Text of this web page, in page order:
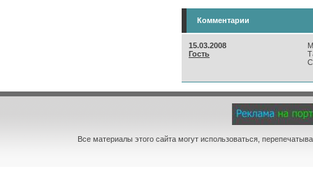
Комментарии
15.03.2008
Гость
С
Все материалы этого сайта могут использоваться,